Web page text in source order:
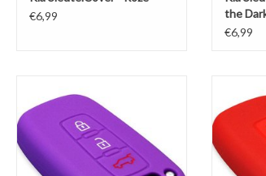
€6,99
the
€6,99
sleutelhoesje / beschermhoesje
autosleutel
TOEVOEGEN AAN WINKELWAGEN